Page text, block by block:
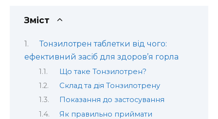
Зміст
Тонзилотрен таблетки від чого:
ефективний засіб для здоров’я горла
Що таке Тонзилотрен?
Склад та дія Тонзилотрену
Показання до застосування
Як правильно приймати